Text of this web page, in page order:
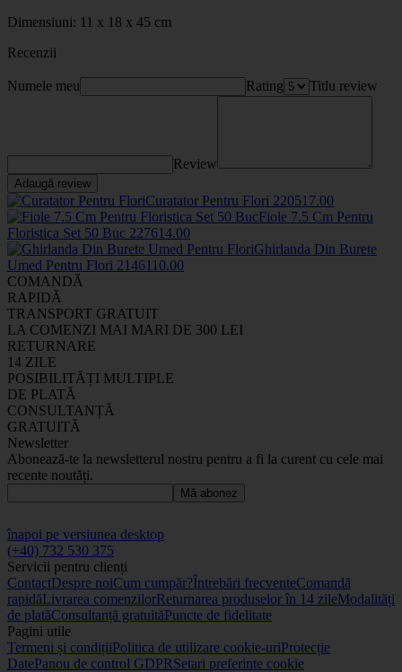
Dimensiuni: 11 x 18 x 45 cm
Recenzii
Numele meu Rating Titlu review
Review
Adaugă review
Curatator Pentru Flori 220517.00
Fiole 7.5 Cm Pentru
Floristica Set 50 Buc 227614.00
Ghirlanda Din Burete
Umed Pentru Flori 2146110.00
COMANDĂ
RAPIDĂ
TRANSPORT GRATUIT
LA COMENZI MAI MARI DE 300 LEI
RETURNARE
14 ZILE
POSIBILITĂȚI MULTIPLE
DE PLATĂ
CONSULTANȚĂ
GRATUITĂ
Newsletter
Abonează-te la newsletterul nostru pentru a fi la curent cu cele mai
recente noutăți.
Mă abonez
înapoi pe versiunea desktop
(+40) 732 530 375
Servicii pentru clienți
ContactDespre noiCum cumpăr?Întrebări frecventeComandă
rapidăLivrarea comenzilorReturnarea produselor în 14 zileModalități
de platăConsultanță gratuităPuncte de fidelitate
Pagini utile
Termeni și condițiiPolitica de utilizare cookie-uriProtecție
DatePanou de control GDPRSetari preferinte cookie